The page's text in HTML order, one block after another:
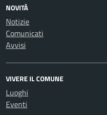
NOVITÀ
Notizie
Comunicati
Avvisi
VIVERE IL COMUNE
Luoghi
Eventi